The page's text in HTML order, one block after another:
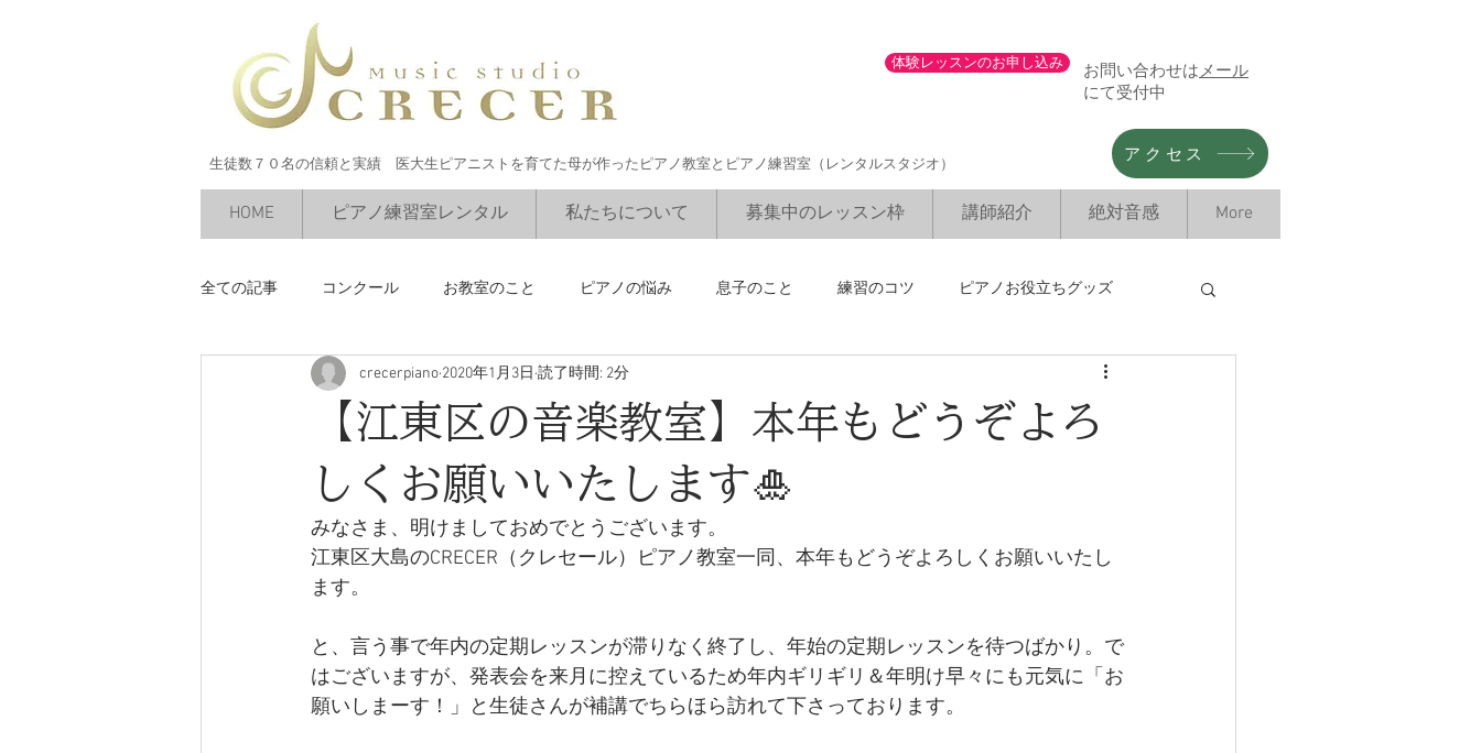
体験レッスンのお申し込み
生徒数７０名の信頼と実績 医大生ピアニストを育てた母が作ったピアノ教室とピアノ練習室（レンタルスタジオ）
お問い合わせはメール
にて受付中
アクセス
HOME ピアノ練習室レンタル 私たちについて 募集中のレッスン枠 講師紹介 絶対音感 More
全ての記事 コンクール お教室のこと ピアノの悩み 息子のこと 練習のコツ ピアノお役立ちグッズ
今すぐ始める ブルグミュラーコンクール
【江東区の音楽教室】本年もどうぞよろ
しくお願いいたします🎍
crecerpiano 2020年1月3日 読了時間: 2分
みなさま、明けましておめでとうございます。
江東区大島のCRECER（クレセール）ピアノ教室一同、本年もどうぞよろしくお願いいたし
ます。
と、言う事で年内の定期レッスンが滞りなく終了し、年始の定期レッスンを待つばかり。で
はございますが、発表会を来月に控えているため年内ギリギリ＆年明け早々にも元気に「お
願いしまーす！」と生徒さんが補講でちらほら訪れて下さっております。